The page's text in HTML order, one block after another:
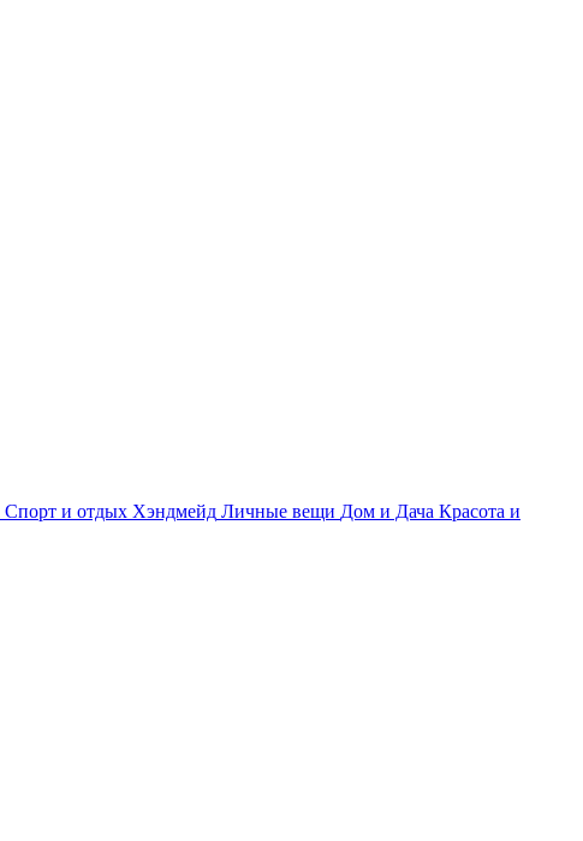
Спорт и отдых Хэндмейд Личные вещи Дом и Дача Красота и